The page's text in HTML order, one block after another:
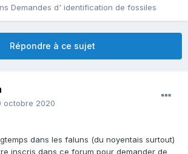
Demandes d' identification de fossiles
Répondre à ce sujet
octobre 2020
dans les faluns (du noyentais surtout)
inscris dans ce forum pour demander de